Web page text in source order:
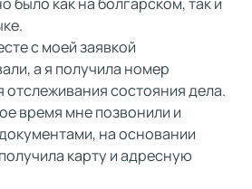
с моей заявкой
а я получила номер
отслеживания состояния дела.
время мне позвонили и
на основании
карту и адресную